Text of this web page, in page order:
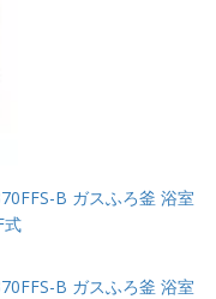
B ガスふろ釜 浴室
式
B ガスふろ釜 浴室